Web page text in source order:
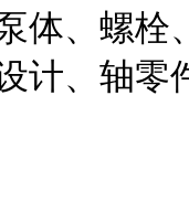
体、螺栓
计、轴零